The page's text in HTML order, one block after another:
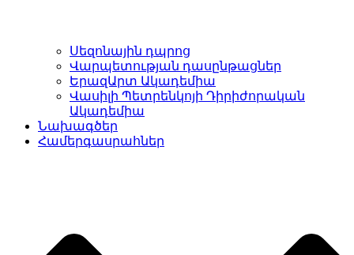
Սեզոնային դպրոց
Վարպետության դասընթացներ
ԵրազԱրտ Ակադեմիա
Վասիլի Պետրենկոյի Դիրիժորական
Ակադեմիա
Նախագծեր
Համերգասրահներ